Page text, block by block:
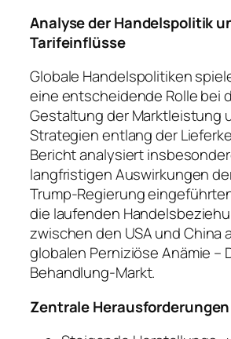
Analyse der Handelspolitik
Tarifeinflüsse
Globale Handelspolitiken
eine entscheidende Rolle bei
Gestaltung der Marktleistung
Strategien entlang der
Bericht analysiert
langfristigen Auswirkungen
Trump-Regierung
die laufenden
zwischen den USA und China
globalen Perniziöse Anämie –
Behandlung-Markt.
Zentrale Herausforderungen